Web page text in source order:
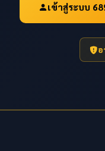
เข้าสู่ระบบ